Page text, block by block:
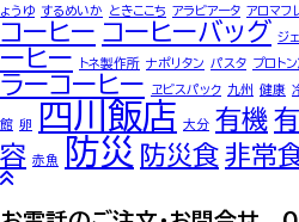
ょうゆ するめいか ときここち アラビアータ アロマフ
コーヒー コーヒーバッグ ジ
ーヒー
トネ製作所 ナポリタン パスタ プロト
ラーコーヒー
ヱビスパック 九州 健康
館 卵 四川飯店 大分 有機
容 赤魚 防災 防災食 非常